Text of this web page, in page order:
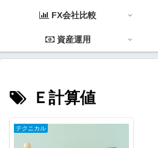
FX会社比較
資産運用
Ｅ計算値
テクニカル